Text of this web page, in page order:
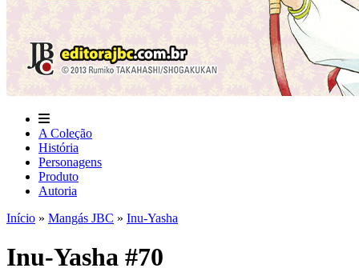
A Coleção
História
Personagens
Produto
Autoria
Início » Mangás JBC » Inu-Yasha
Inu-Yasha #70